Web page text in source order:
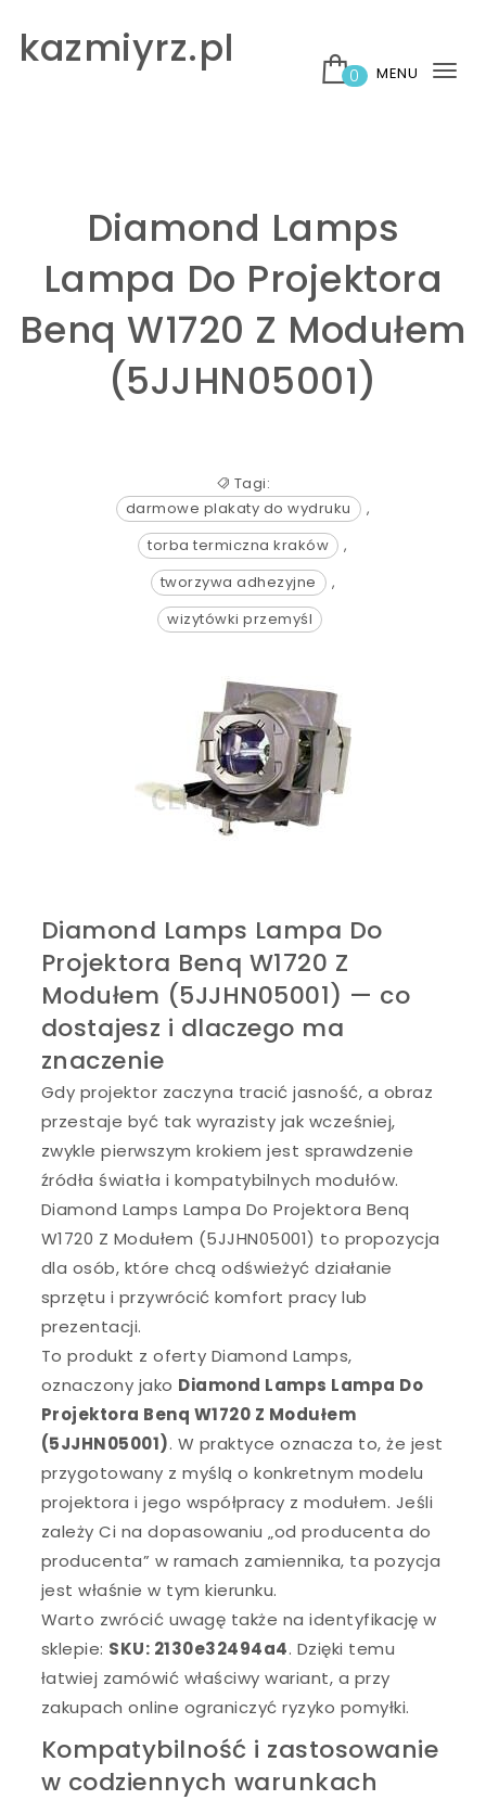
kazmiyrz.pl
0 MENU
Diamond Lamps
Lampa Do Projektora
Benq W1720 Z Modułem
(5JJHN05001)
Tagi:
darmowe plakaty do wydruku
,
torba termiczna kraków
,
tworzywa adhezyjne
,
wizytówki przemyśl
Diamond Lamps Lampa Do
Projektora Benq W1720 Z
Modułem (5JJHN05001) — co
dostajesz i dlaczego ma
znaczenie
Gdy projektor zaczyna tracić jasność, a obraz
przestaje być tak wyrazisty jak wcześniej,
zwykle pierwszym krokiem jest sprawdzenie
źródła światła i kompatybilnych modułów.
Diamond Lamps Lampa Do Projektora Benq
W1720 Z Modułem (5JJHN05001) to propozycja
dla osób, które chcą odświeżyć działanie
sprzętu i przywrócić komfort pracy lub
prezentacji.
To produkt z oferty Diamond Lamps,
oznaczony jako Diamond Lamps Lampa Do
Projektora Benq W1720 Z Modułem
(5JJHN05001). W praktyce oznacza to, że jest
przygotowany z myślą o konkretnym modelu
projektora i jego współpracy z modułem. Jeśli
zależy Ci na dopasowaniu „od producenta do
producenta” w ramach zamiennika, ta pozycja
jest właśnie w tym kierunku.
Warto zwrócić uwagę także na identyfikację w
sklepie: SKU: 2130e32494a4. Dzięki temu
łatwiej zamówić właściwy wariant, a przy
zakupach online ograniczyć ryzyko pomyłki.
Kompatybilność i zastosowanie
w codziennych warunkach